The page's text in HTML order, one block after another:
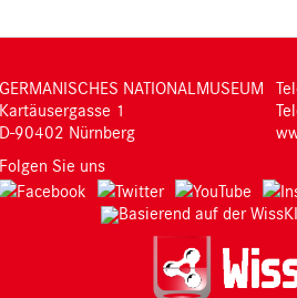
GERMANISCHES NATIONALMUSEUM
Kartäusergasse 1
D-90402 Nürnberg
Folgen Sie uns
Basierend auf der